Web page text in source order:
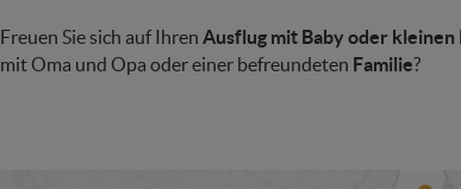
Freuen Sie sich auf Ihren Ausflug mit Baby oder kleinen
mit Oma und Opa oder einer befreundeten Familie?